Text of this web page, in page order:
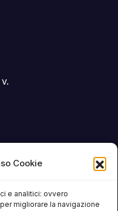
Cookie
e analitici: ovvero
migliorare la navigazione